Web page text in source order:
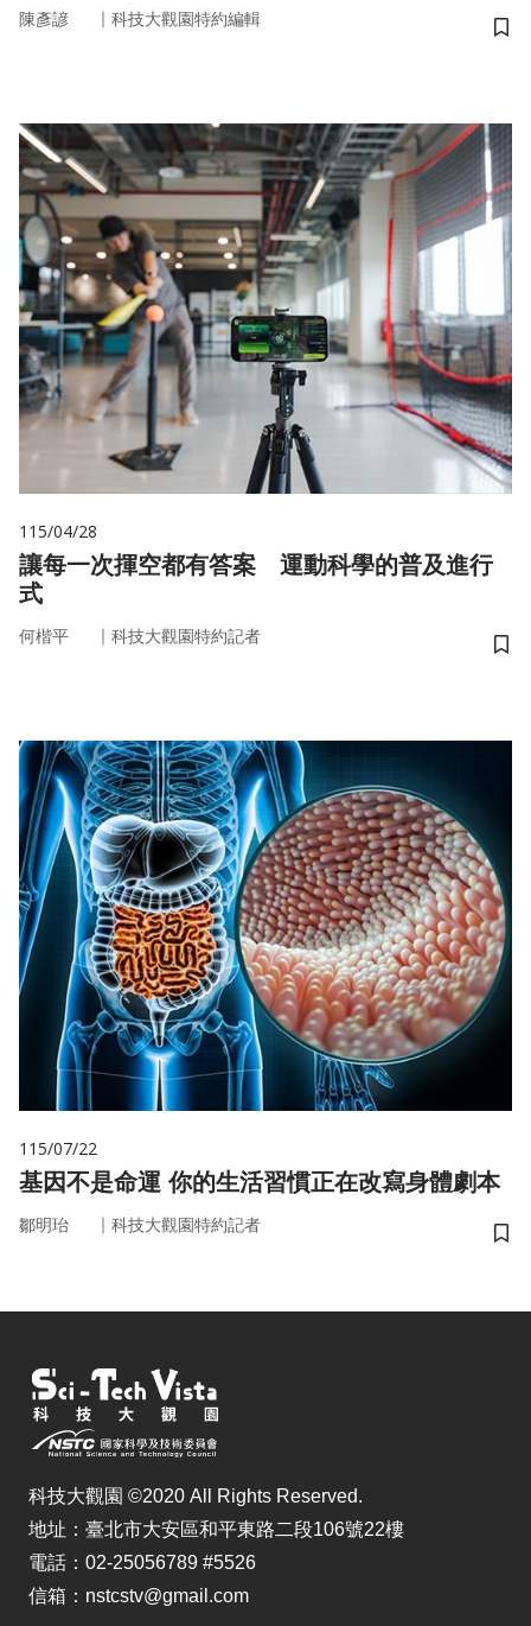
陳彥諺 ｜ 科技大觀園特約編輯
儲
115/04/28
讓每一次揮空都有答案 運動科學的普及進行
式
何楷平 ｜ 科技大觀園特約記者
儲
115/07/22
基因不是命運 你的生活習慣正在改寫身體劇本
鄒明珆 ｜ 科技大觀園特約記者
儲
科技大觀園 ©2020 All Rights Reserved.
地址：臺北市大安區和平東路二段106號22樓
電話：02-25056789 #5526
信箱：nstcstv@gmail.com